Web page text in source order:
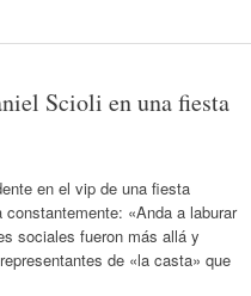
Scioli en una fiesta
en el vip de una fiesta
«Anda a laburar
sociales fueron más allá y
de «la casta» que